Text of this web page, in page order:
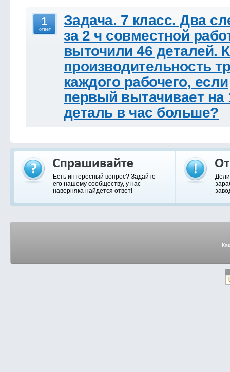
1
ответ
Задача. 7 класс. Два
за 2 ч совместной
выточили 46 деталей.
производительность
каждого рабочего, если
первый вытачивает на
деталь в час больше?
Есть интересный вопрос? Задайте
его нашему сообществу, у нас
наверняка найдется ответ!